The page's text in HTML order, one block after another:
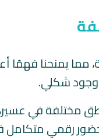
مما يمنحنا
وجود شكلي.
مختلفة في عسير،
رقمي